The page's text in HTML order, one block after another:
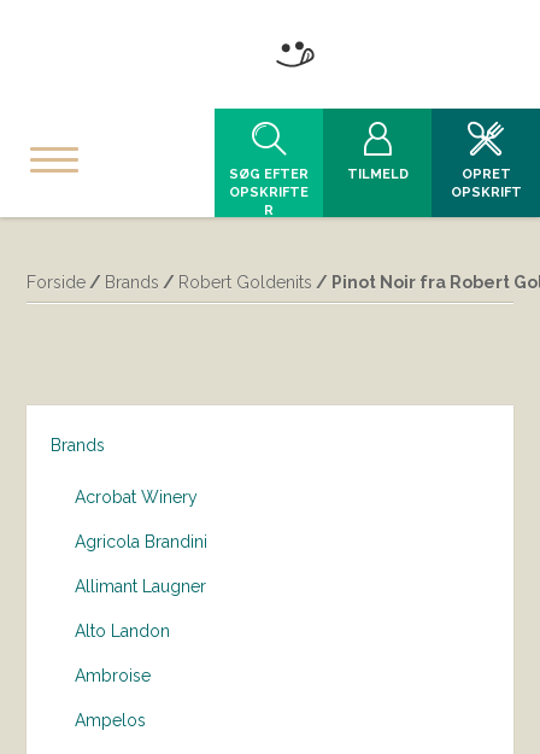
SØG EFTER
OPSKRIFTE
R
TILMELD
OPRET
OPSKRIFT
Forside / Brands / Robert Goldenits / Pinot Noir fra Robert
Brands
Acrobat Winery
Agricola Brandini
Allimant Laugner
Alto Landon
Ambroise
Ampelos